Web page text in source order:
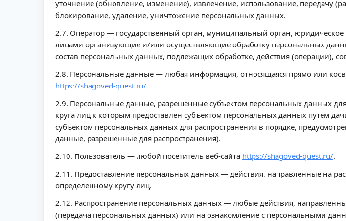
уточнение (обновление, изменение), извлечение, использование, передачу
блокирование, удаление, уничтожение персональных данных.
2.7. Оператор — государственный орган, муниципальный орган,
лицами организующие и/или осуществляющие обработку персональных
состав персональных данных, подлежащих обработке, действия (операции),
2.8. Персональные данные — любая информация, относящаяся прямо или
https://shagoved-quest.ru/.
2.9. Персональные данные, разрешенные субъектом персональных данных
круга лиц к которым предоставлен субъектом персональных данных путем
субъектом персональных данных для распространения в порядке,
данные, разрешенные для распространения).
2.10. Пользователь — любой посетитель веб-сайта https://shagoved-quest.ru/.
2.11. Предоставление персональных данных — действия, направленные на
определенному кругу лиц.
2.12. Распространение персональных данных — любые действия,
(передача персональных данных) или на ознакомление с персональными